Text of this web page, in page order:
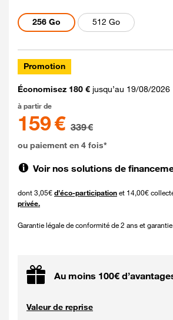
Capacités disponibles
256 Go 512 Go
Promotion
Économisez 180 € jusqu’au 19/08/2026
à partir de
159 € 339 €
ou paiement en 4 fois*
Voir nos solutions de
dont 3,05€ d'éco-participation et 14,00€
privée.
Garantie légale de conformité de 2 ans et
Au moins 100€
Valeur de reprise